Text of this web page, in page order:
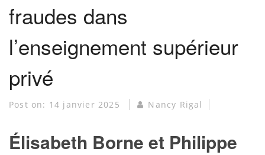
fraudes dans
l’enseignement supérieur
privé
Post on: 14 janvier 2025 Nancy Rigal
Élisabeth Borne et Philippe